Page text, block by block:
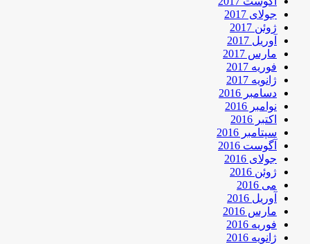
جولای 2017
ژوئن 2017
آوریل 2017
مارس 2017
فوریه 2017
ژانویه 2017
دسامبر 2016
نوامبر 2016
اکتبر 2016
سپتامبر 2016
آگوست 2016
جولای 2016
ژوئن 2016
می 2016
آوریل 2016
مارس 2016
فوریه 2016
ژانویه 2016